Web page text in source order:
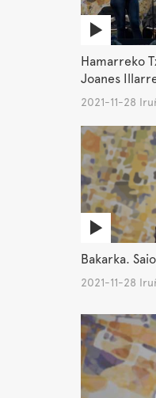
Hamarreko
Joanes
2021-11-28
Bakarka.
2021-11-28